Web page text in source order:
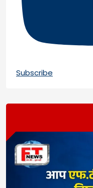
Subscribe